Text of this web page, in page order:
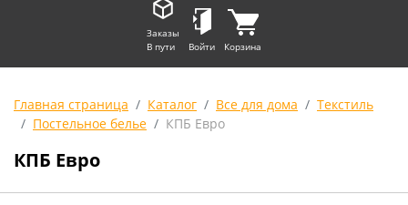
Заказы
В пути
Войти Корзина
Главная страница Каталог Все для дома
Текстиль
Постельное белье
КПБ Евро
КПБ Евро